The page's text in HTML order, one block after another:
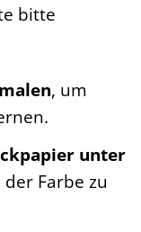
bitte
, um
unter
Farbe zu